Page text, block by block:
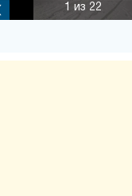
1 из 22